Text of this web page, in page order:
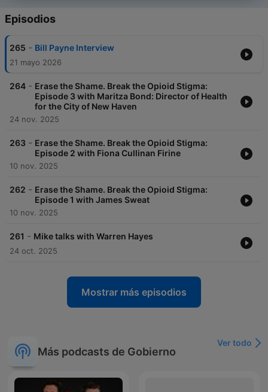
Episodios
265 - Bill Payne Interview
21 mayo 2026
264 - Erase the Shame. Break the Opioid Stigma:
Episode 3 with Maritza Bond: Director of Health
for the City of New Haven
24 nov. 2025
263 - Erase the Shame. Break the Opioid Stigma:
Episode 2 with Fiona Cullinan Firine
10 nov. 2025
262 - Erase the Shame. Break the Opioid Stigma:
Episode 1 with James Sweat
10 nov. 2025
261 - Mike talks with Warren Hayes
24 oct. 2025
Mostrar más episodios
Más podcasts de Gobierno
Ver todo